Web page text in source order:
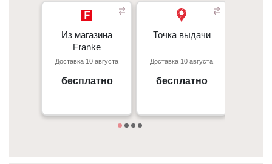
Из магазина
Franke
Доставка 10 августа
бесплатно
Из магазина
Franke
Киев, пр. С. Бандеры 23, ТЦ
Gorodok Gallery
Точка выдачи
Доставка 10 августа
бесплатно
Точка выдачи
г. Киев пр. Отрадный, 95к
09:00 - 18:00